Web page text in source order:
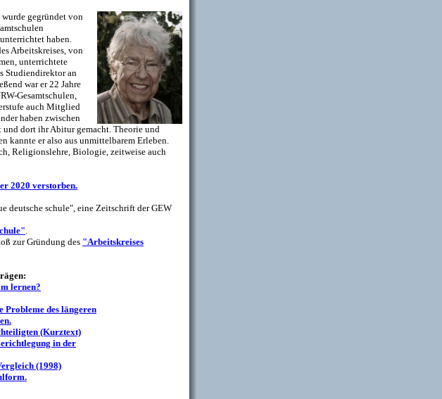
wurde gegründet von
haben.
Arbeitskreises, von
unterrichtete
Studiendirektor an
war er 22 Jahre
Gesamtschulen,
auch Mitglied
haben zwischen
und dort ihr Abitur gemacht. Theorie und
kannte er also aus unmittelbarem Erleben.
Religionslehre, Biologie, zeitweise auch
2020 verstorben.
deutsche schule", eine Zeitschrift der GEW
zur Gründung des "Arbeitskreises
lernen?
Probleme des längeren
(Kurztext)
in der
(1998)